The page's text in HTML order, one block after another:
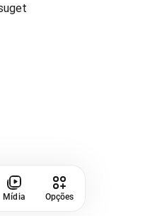
Mídia Opções